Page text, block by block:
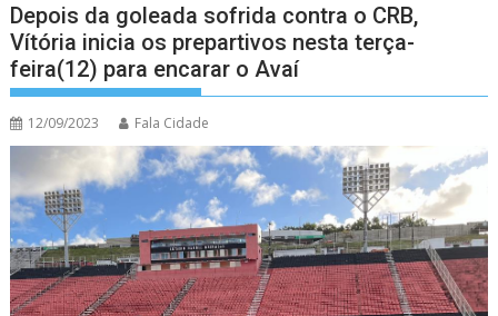
Depois da goleada sofrida contra o CRB,
Vítória inicia os prepartivos nesta terça-
feira(12) para encarar o Avaí
12/09/2023 Fala Cidade